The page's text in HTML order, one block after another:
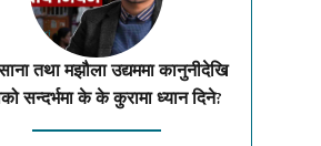
तथा मझौला उद्यममा कानुनीदेखि
सन्दर्भमा के के कुरामा ध्यान दिने?